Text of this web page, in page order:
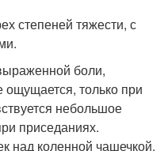
степеней тяжести, с
боли,
только при
небольшое
приседаниях.
над коленной чашечкой.